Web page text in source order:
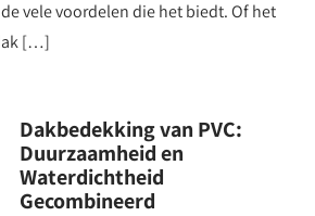
vele voordelen die het biedt. Of het
[…]
Dakbedekking van PVC:
Duurzaamheid en
Waterdichtheid
Gecombineerd